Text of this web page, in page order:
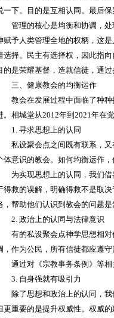
一下。目的是互相认同。最后
管理的核心是均衡和协调，
赋予人类管理全地的权柄，这
选择。民主有选择权，因此指
的是荣耀基督，造就信徒，通
三、健康教会的均衡运作
教会在发展过程中面临了种
。相城堂从2012年到2021年在
1. 寻求思想上的认同
私设聚会点之间既有联系，
体意识的教会。如何均衡运作
为实现思想上的认同，我们
得救的误解，明确得救不是取
，帮助他们认识到教会的问题
2. 政治上的认同与法律意识
有的私设聚会点神学思想相
，作为公民，所有信徒都应遵
通过对《宗教事务条例》等
3. 自身强就有吸引力
除了思想和政治上的认同，
更重要的是提升权威性。权威